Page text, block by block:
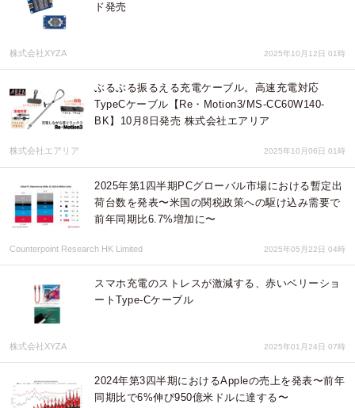
ド発売
株式会社XYZA 2025年10月12日 01時
ぶるぶる振るえる充電ケーブル。高速充電対応
TypeCケーブル【Re・Motion3/MS-CC60W140-
BK】10月8日発売 株式会社エアリア
株式会社エアリア 2025年10月06日 01時
2025年第1四半期PCグローバル市場における暫定出
荷台数を発表〜米国の関税政策への駆け込み需要で
前年同期比6.7%増加に〜
Counterpoint Research HK Limited 2025年05月22日 04時
スマホ充電のストレスが激減する、赤いベリーショ
ートType-Cケーブル
株式会社XYZA 2025年01月24日 07時
2024年第3四半期におけるAppleの売上を発表〜前年
同期比で6%伸び950億米ドルに達する〜